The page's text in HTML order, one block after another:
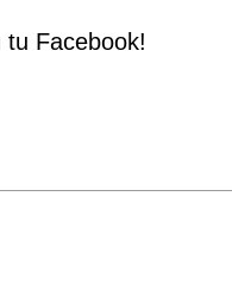
tu Facebook!